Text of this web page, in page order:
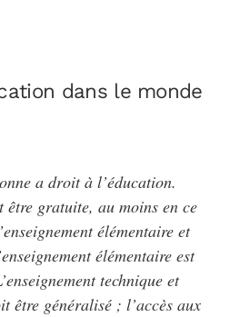
dans le monde
a droit à l’éducation.
être gratuite, au moins en ce
élémentaire et
élémentaire est
technique et
être généralisé ; l’accès aux